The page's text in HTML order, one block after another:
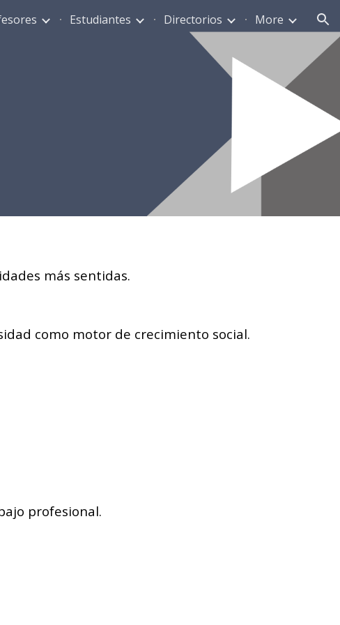
Estudiantes Directorios More
más sentidas.
como motor de crecimiento social.
profesional.